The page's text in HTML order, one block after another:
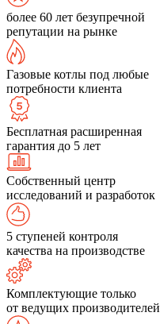
более 60 лет безупречной
репутации на рынке
Газовые котлы под любые
потребности клиента
Бесплатная расширенная
гарантия до 5 лет
Собственный центр
исследований и разработок
5 ступеней контроля
качества на производстве
Комплектующие только
от ведущих производителей